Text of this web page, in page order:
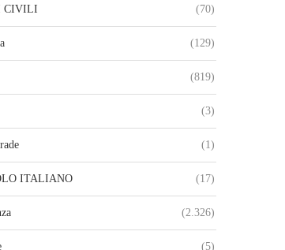
CIVILI (70)
(129)
(819)
(3)
(1)
ITALIANO (17)
(2.326)
(5)